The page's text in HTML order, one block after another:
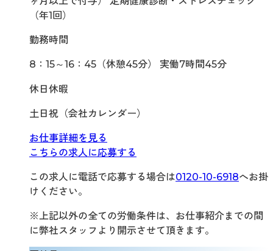
（年1回）
勤務時間
8：15～16：45（休憩45分） 実働7時間45分
休日休暇
土日祝（会社カレンダー）
お仕事詳細を見る
こちらの求人に応募する
この求人に電話で応募する場合は0120-10-6918へお掛
けください。
※上記以外の全ての労働条件は、お仕事紹介までの間
に弊社スタッフより開示させて頂きます。